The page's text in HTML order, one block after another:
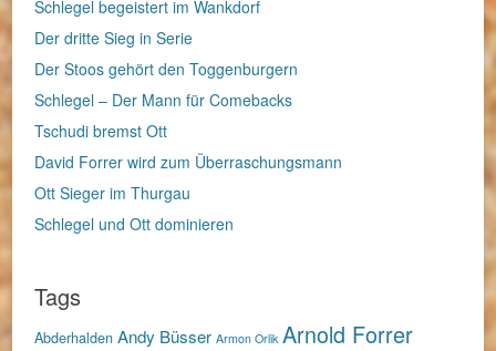
Schlegel begeistert im Wankdorf
Der dritte Sieg in Serie
Der Stoos gehört den Toggenburgern
Schlegel – Der Mann für Comebacks
Tschudi bremst Ott
David Forrer wird zum Überraschungsmann
Ott Sieger im Thurgau
Schlegel und Ott dominieren
Tags
Abderhalden Andy Büsser Armon Orlik Arnold Forrer